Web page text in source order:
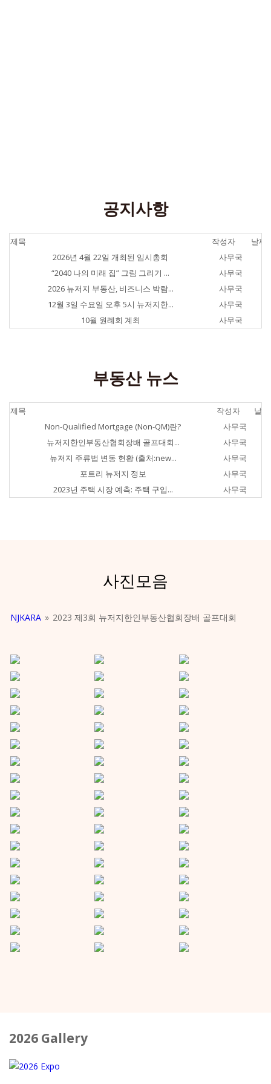
공지사항
제목 작성자
날짜
2026년 4월 22일 개최된 임시총회
사무국
“2040 나의 미래 집” 그림 그리기 ...
사무국
2026 뉴저지 부동산, 비즈니스 박람...
사무국
12월 3일 수요일 오후 5시 뉴저지한...
사무국
10월 원례회 계최
사무국
부동산 뉴스
제목 작성자
날짜
Non-Qualified Mortgage (Non-QM)란?
사무국
뉴저지한인부동산협회장배 골프대회...
사무국
뉴저지 주류법 변동 현황 (출처:new...
사무국
포트리 뉴저지 정보
사무국
2023년 주택 시장 예측: 주택 구입...
사무국
사진모음
NJKARA » 2023 제3회 뉴저지한인부동산협회장배 골프대회
2026 Gallery